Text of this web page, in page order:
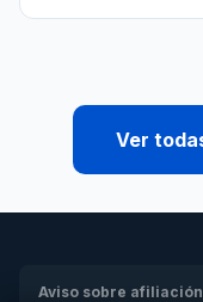
Ver
Aviso sobre